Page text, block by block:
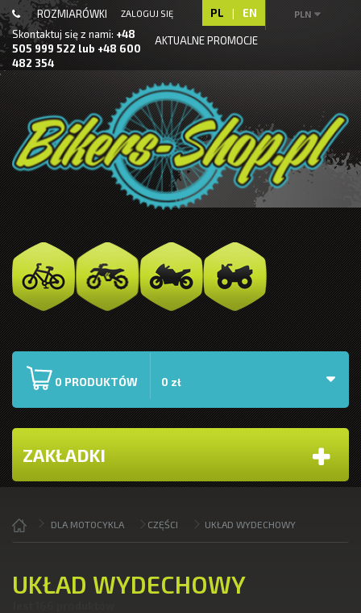
PLN
PL | EN
ZALOGUJ SIĘ
ROZMIARÓWKI
AKTUALNE PROMOCJE
Skontaktuj się z nami: +48
505 999 522 lub +48 600
482 354
0 PRODUKTÓW 0 zł
ZAKŁADKI
DLA MOTOCYKLA CZĘŚCI UKŁAD WYDECHOWY
UKŁAD WYDECHOWY